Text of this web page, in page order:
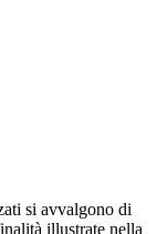
si avvalgono di
illustrate nella